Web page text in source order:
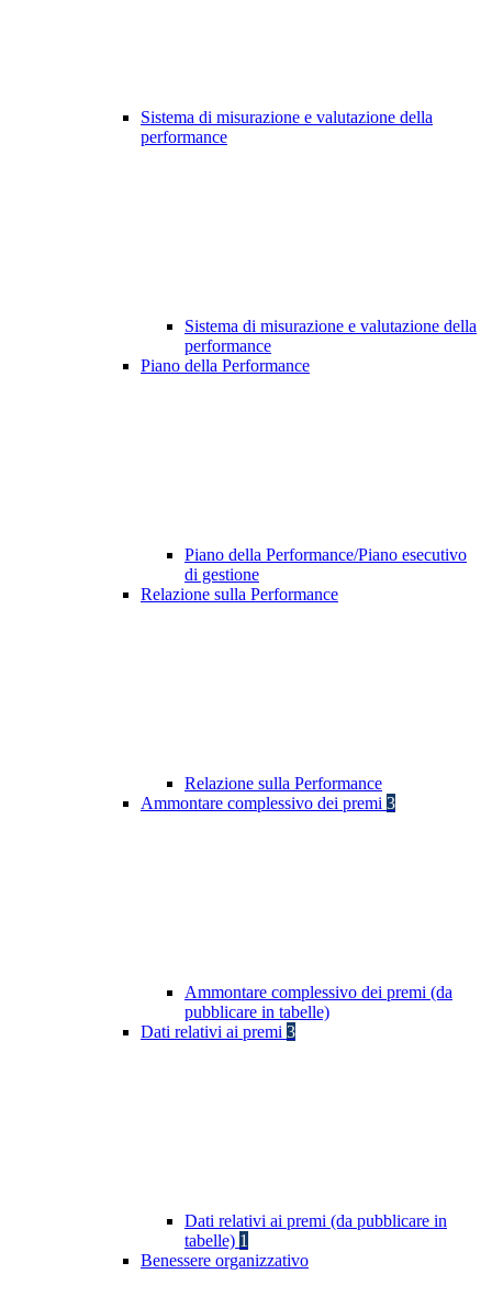
Sistema di misurazione e valutazione della
performance
Sistema di misurazione e valutazione della
performance
Piano della Performance
Piano della Performance/Piano esecutivo
di gestione
Relazione sulla Performance
Relazione sulla Performance
Ammontare complessivo dei premi 3
Ammontare complessivo dei premi (da
pubblicare in tabelle)
Dati relativi ai premi 3
Dati relativi ai premi (da pubblicare in
tabelle) 1
Benessere organizzativo